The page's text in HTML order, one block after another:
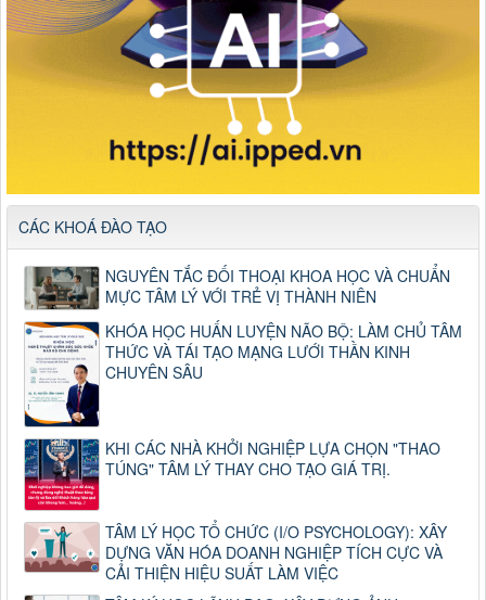
CÁC KHOÁ ĐÀO TẠO
NGUYÊN TẮC ĐỐI THOẠI KHOA HỌC VÀ CHUẨN
MỰC TÂM LÝ VỚI TRẺ VỊ THÀNH NIÊN
KHÓA HỌC HUẤN LUYỆN NÃO BỘ: LÀM CHỦ TÂM
THỨC VÀ TÁI TẠO MẠNG LƯỚI THẦN KINH
CHUYÊN SÂU
KHI CÁC NHÀ KHỞI NGHIỆP LỰA CHỌN "THAO
TÚNG" TÂM LÝ THAY CHO TẠO GIÁ TRỊ.
TÂM LÝ HỌC TỔ CHỨC (I/O PSYCHOLOGY): XÂY
DỰNG VĂN HÓA DOANH NGHIỆP TÍCH CỰC VÀ
CẢI THIỆN HIỆU SUẤT LÀM VIỆC